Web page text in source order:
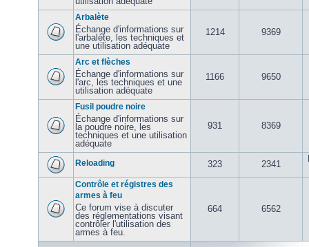
Arbalète
Échange d'informations sur
l'arbalète, les techniques et
une utilisation adéquate
1214 9369
Arc et flèches
Échange d'informations sur
l'arc, les techniques et une
utilisation adéquate
1166 9650
Fusil poudre noire
Échange d'informations sur
la poudre noire, les
techniques et une utilisation
adéquate
931 8369
Reloading 323 2341
Contrôle et régistres des
armes à feu
Ce forum vise à discuter
des réglementations visant
contrôler l'utilisation des
armes à feu.
664 6562